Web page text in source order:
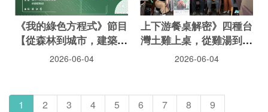
《我的綠色方程式》節目
【從森林到城市，建築產
業的碳匯佈局】
2026-06-04
上下游餐桌解密》四種台
灣土雞上桌，從雞湯到雞
肉飯，品嚐風土密碼
2026-06-04
1 2 3 4 5 6 7 8
9